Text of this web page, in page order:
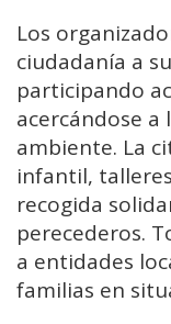
Los
ciudadanía a
participando
acercándose
ambiente. La
infantil,
recogida
perecederos.
a entidades
familias en